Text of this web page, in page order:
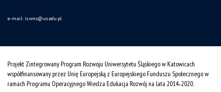
e-mail: is.wns@us.edu.pl
Projekt Zintegrowany Program Rozwoju Uniwersytetu Śląskiego w Katowicach
współfinansowany przez Unię Europejską z Europejskiego Funduszu Społecznego w
ramach Programu Operacyjnego Wiedza Edukacja Rozwój na lata 2014˗2020.